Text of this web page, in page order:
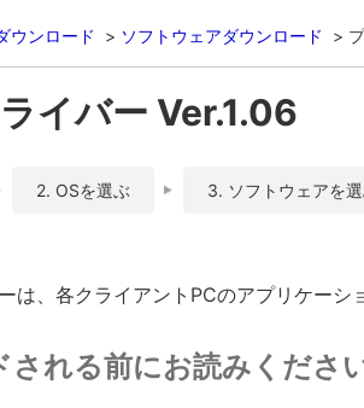
ウンロード ソフトウェアダウンロード
イバー Ver.1.06
2. OSを選ぶ 3. ソフトウェアを
は、各クライアントPCのアプリケー
される前にお読みくださ